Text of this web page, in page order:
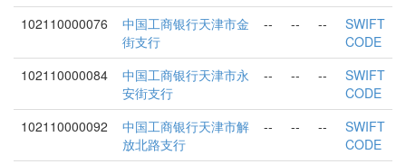
102110000076
中国工商银行天津市金
街支行
-- -- --
SWIFT
CODE
102110000084
中国工商银行天津市永
安街支行
-- -- --
SWIFT
CODE
102110000092
中国工商银行天津市解
放北路支行
-- -- --
SWIFT
CODE